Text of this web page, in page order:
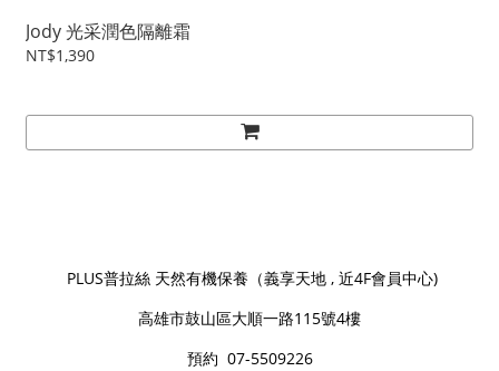
Jody 光采潤色隔離霜
NT$1,390
PLUS普拉絲 天然有機保養（義享天地 , 近4F會員中心)
高雄市鼓山區大順一路115號4樓
預約 07-5509226